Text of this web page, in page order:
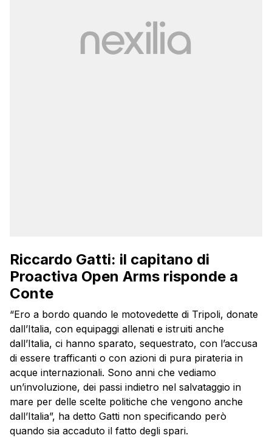
Riccardo Gatti: il capitano di
Proactiva Open Arms risponde a
Conte
“Ero a bordo quando le motovedette di Tripoli, donate
dall’Italia, con equipaggi allenati e istruiti anche
dall’Italia, ci hanno sparato, sequestrato, con l’accusa
di essere trafficanti o con azioni di pura pirateria in
acque internazionali. Sono anni che vediamo
un’involuzione, dei passi indietro nel salvataggio in
mare per delle scelte politiche che vengono anche
dall’Italia”, ha detto Gatti non specificando però
quando sia accaduto il fatto degli spari.